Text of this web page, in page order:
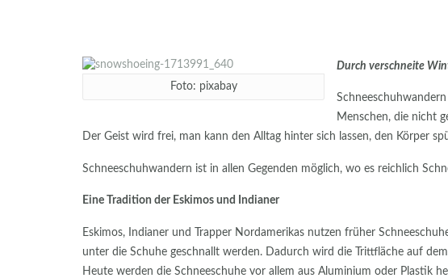
Foto: pixabay
Durch verschneite
Menschen, die nicht
Der Geist wird frei, man kann den Alltag hinter sich lassen, den Körper
Schneeschuhwandern ist in allen Gegenden möglich, wo es reichlich
Eine Tradition der Eskimos und Indianer
Eskimos, Indianer und Trapper Nordamerikas nutzen früher
unter die Schuhe geschnallt werden. Dadurch wird die Trittfläche auf
Heute werden die Schneeschuhe vor allem aus Aluminium oder Plastik